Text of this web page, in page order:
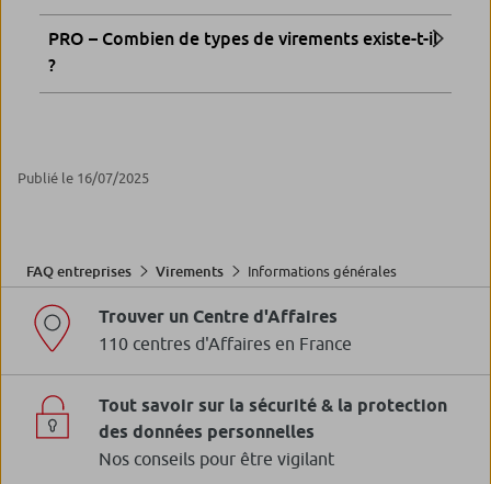
PRO – Combien de types de virements existe-t-il
?
Publié le 16/07/2025
FAQ entreprises Virements Informations générales
Trouver un Centre d'Affaires
110 centres d'Affaires en France
Tout savoir sur la sécurité & la protection
des données personnelles
Nos conseils pour être vigilant